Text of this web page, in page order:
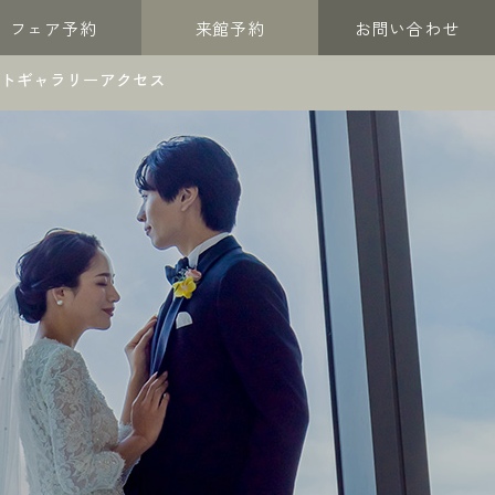
フェア予約 来館予約 お問い合わせ
ギャラリーアクセス